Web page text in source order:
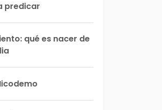
predicar
qué es nacer de